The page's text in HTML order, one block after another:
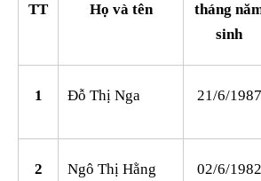
TT Họ và tên
tháng
sinh
1 Đỗ Thị Nga 21/6/1987
2 Ngô Thị Hằng 02/6/1982